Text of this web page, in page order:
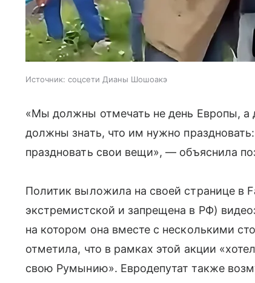
Источник: соцсети Дианы Шошоакэ
«Мы должны отмечать не день Европы, а
должны знать, что им нужно
праздновать свои вещи», — объяснила
Политик выложила на своей странице в
экстремистской и запрещена в РФ)
на котором она вместе с несколькими
отметила, что в рамках этой акции
свою Румынию». Евродепутат также